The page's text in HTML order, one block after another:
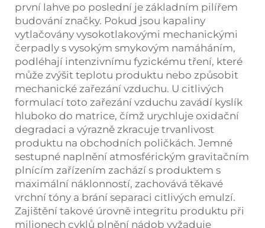
první lahve po poslední je základním pilířem
budování značky. Pokud jsou kapaliny
vytlačovány vysokotlakovými mechanickými
čerpadly s vysokým smykovým namáháním,
podléhají intenzivnímu fyzickému tření, které
může zvýšit teplotu produktu nebo způsobit
mechanické zařezání vzduchu. U citlivých
formulací toto zařezání vzduchu zavádí kyslík
hluboko do matrice, čímž urychluje oxidační
degradaci a výrazně zkracuje trvanlivost
produktu na obchodních poličkách. Jemné
sestupné naplnění atmosférickým gravitačním
plnícím zařízením zachází s produktem s
maximální náklonností, zachovává těkavé
vrchní tóny a brání separaci citlivých emulzí.
Zajištění takové úrovně integritu produktu při
milionech cyklů plnění nádob vyžaduje